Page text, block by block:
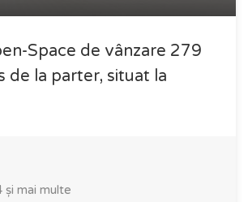
Space de vânzare 279
de la parter, situat la
și mai multe